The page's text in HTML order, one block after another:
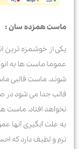
ماست همزده سان :
یکی از خوشمزه ترین
عموما ماست ها به
شوند. ماست قالبی
قالب جدا می شود در
نخواهد افتاد. ماست
به علت آبگیری آنها
نرم و لطیف دارد که